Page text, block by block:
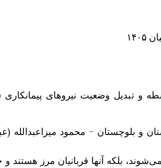
تبدیل وضعیت نیروهای پیمانکاری
بلوچستان – محمود میزاعبدالله
بلکه آنها قربانیان مرز هستند